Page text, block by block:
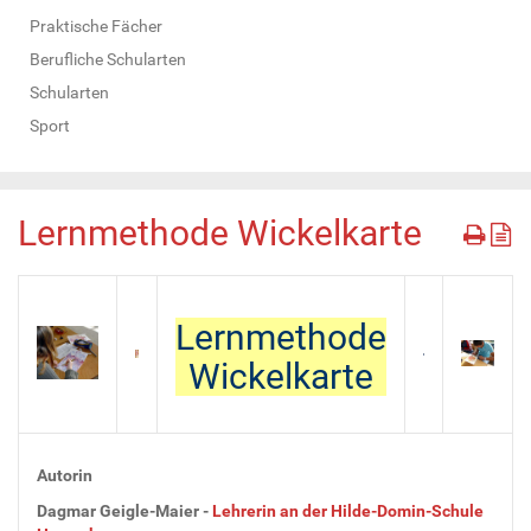
Praktische Fächer
Berufliche Schularten
Schularten
Sport
Lernmethode Wickelkarte
Lernmethode
Wickelkarte
Autorin
Dagmar Geigle-Maier - Lehrerin an der Hilde-Domin-Schule